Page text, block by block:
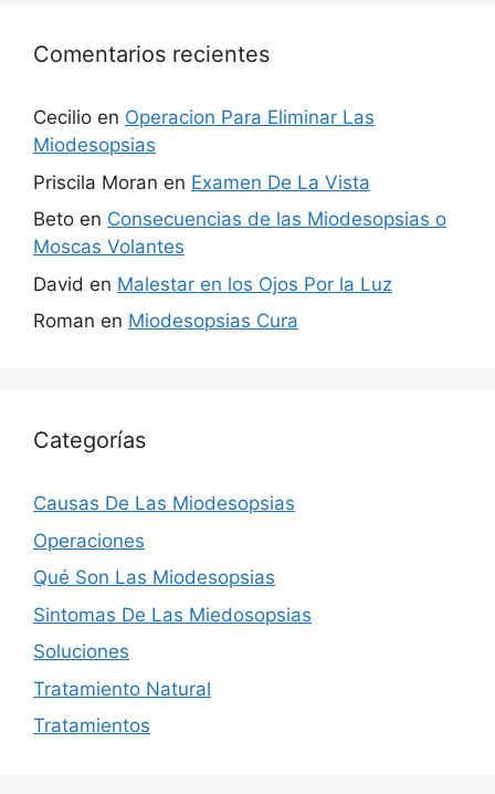
Comentarios recientes
Cecilio en Operacion Para Eliminar Las
Miodesopsias
Priscila Moran en Examen De La Vista
Beto en Consecuencias de las Miodesopsias o
Moscas Volantes
David en Malestar en los Ojos Por la Luz
Roman en Miodesopsias Cura
Categorías
Causas De Las Miodesopsias
Operaciones
Qué Son Las Miodesopsias
Sintomas De Las Miedosopsias
Soluciones
Tratamiento Natural
Tratamientos